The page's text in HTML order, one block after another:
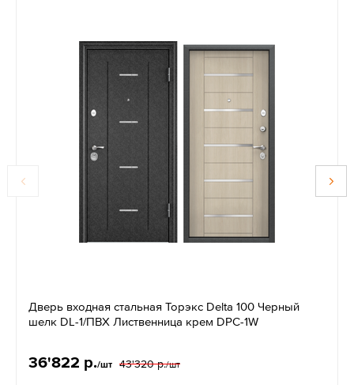
Дверь входная стальная Торэкс Delta 100 Черный
шелк DL-1/ПВХ Лиственница крем DPC-1W
36'822 р./шт 43'320 р./шт